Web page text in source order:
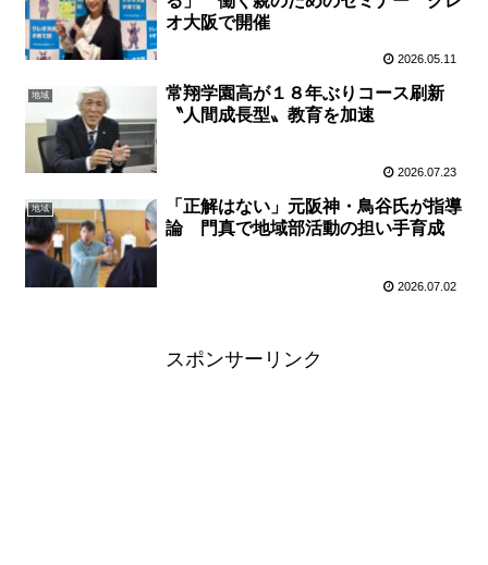
オ大阪で開催
2026.05.11
地域
常翔学園高が１８年ぶりコース刷新
〝人間成長型〟教育を加速
2026.07.23
地域
「正解はない」元阪神・鳥谷氏が指導
論 門真で地域部活動の担い手育成
2026.07.02
スポンサーリンク